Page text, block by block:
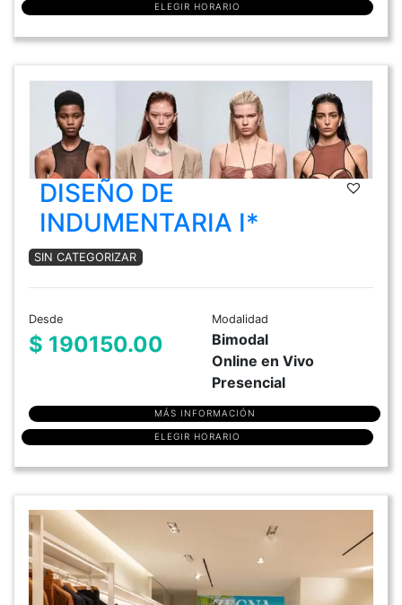
ELEGIR HORARIO
DISEÑO DE
INDUMENTARIA I*
SIN CATEGORIZAR
Desde
$ 190150.00
Modalidad
Bimodal
Online en Vivo
Presencial
MÁS INFORMACIÓN
ELEGIR HORARIO